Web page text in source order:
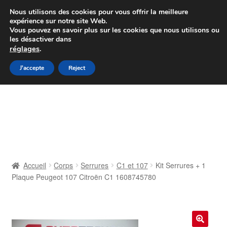
Colissimo livraison à partir de 7 EUR
Du lundi au vendredi de 9 h à 16 h
Aller
à
Aller
au
Contact
Accueil Corps Serrures C1 et 107
Kit Serrures + 1
Plaque Peugeot 107 Citroën C1 1608745780
Nous utilisons des cookies pour vous offrir la meilleure
expérience sur notre site Web.
Vous pouvez en savoir plus sur les cookies que nous utilisons ou
les désactiver dans
réglages.
J'accepte Reject